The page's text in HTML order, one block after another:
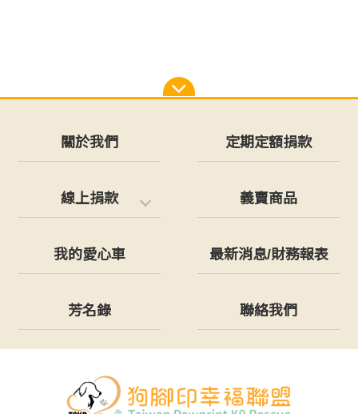
關於我們 定期定額捐款
線上捐款 義賣商品
我的愛心車 最新消息/財務報表
芳名錄 聯絡我們